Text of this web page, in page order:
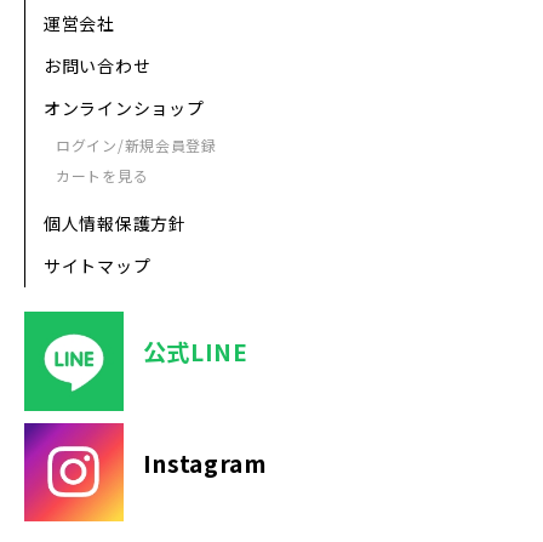
運営会社
お問い合わせ
オンラインショップ
ログイン/新規会員登録
カートを見る
個人情報保護方針
サイトマップ
公式LINE
Instagram